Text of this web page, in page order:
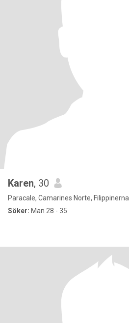
Karen, 30
Paracale, Camarines Norte, Filippinerna
Söker: Man 28 - 35